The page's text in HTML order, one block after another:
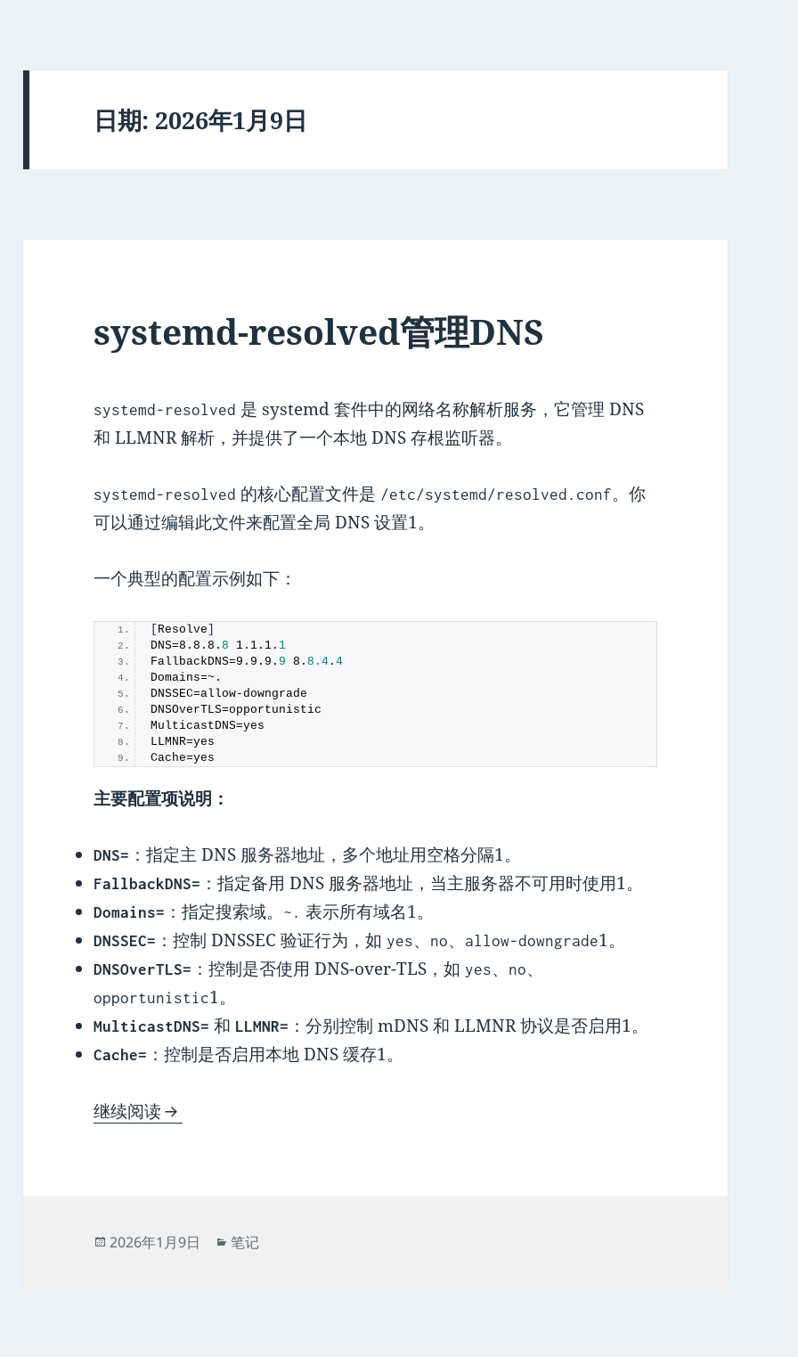
日期: 2026年1月9日
systemd-resolved管理DNS
systemd-resolved 是 systemd 套件中的网络名称解析服务，它管理 DNS
和 LLMNR 解析，并提供了一个本地 DNS 存根监听器。
systemd-resolved 的核心配置文件是 /etc/systemd/resolved.conf。你
可以通过编辑此文件来配置全局 DNS 设置1。
一个典型的配置示例如下：
Resolve
DNS=8 .8 .8 .8 1 . 1 . 1 . 1
FallbackDNS=9 . 9 . 9 . 9 8 .8.4 .4
Domains=~.
DNSSEC=allow-downgrade
DNSOverTLS=opportunistic
MulticastDNS=yes
LLMNR=yes
Cache=yes
主要配置项说明：
DNS= ‌：指定主 DNS 服务器地址，多个地址用空格分隔1。
FallbackDNS= ‌：指定备用 DNS 服务器地址，当主服务器不可用时使用1。
Domains= ‌：指定搜索域。 ~. 表示所有域名1。
DNSSEC= ‌：控制 DNSSEC 验证行为，如 yes、 no、 allow-downgrade1。
DNSOverTLS= ‌：控制是否使用 DNS-over-TLS，如 yes、 no、
opportunistic1。
MulticastDNS= ‌ 和 ‌ LLMNR= ‌：分别控制 mDNS 和 LLMNR 协议是否启用1。
Cache= ‌：控制是否启用本地 DNS 缓存1。
继续阅读systemd-resolved管理DNS
发
2026年1月9日
分
笔记